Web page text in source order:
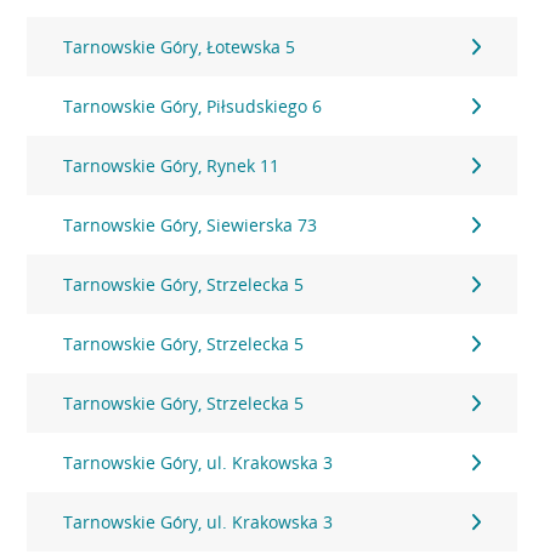
Tarnowskie Góry, Łotewska 5
Tarnowskie Góry, Piłsudskiego 6
Tarnowskie Góry, Rynek 11
Tarnowskie Góry, Siewierska 73
Tarnowskie Góry, Strzelecka 5
Tarnowskie Góry, Strzelecka 5
Tarnowskie Góry, Strzelecka 5
Tarnowskie Góry, ul. Krakowska 3
Tarnowskie Góry, ul. Krakowska 3